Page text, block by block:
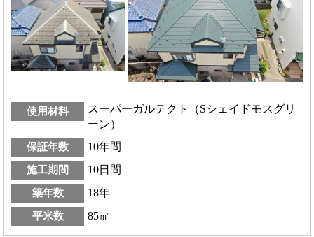
使用材料
スーパーガルテクト（Sシェイドモスグリ
ーン）
保証年数 10年間
施工期間 10日間
築年数 18年
平米数 85㎡